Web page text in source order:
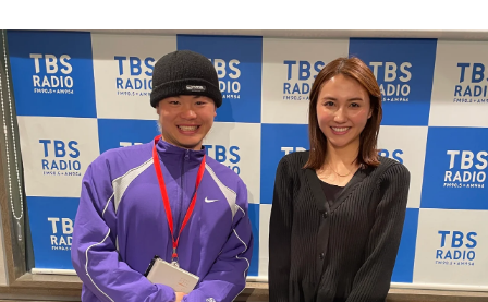
トピックス
TBS Podcast
お知らせ
イベント・グッズ
YouTube
会社情報